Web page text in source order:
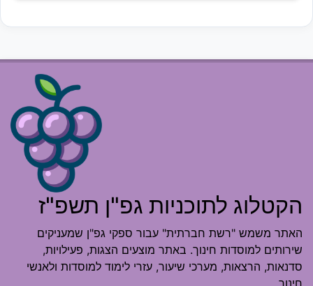
הקטלוג לתוכניות גפ"ן תשפ"ז
האתר משמש "רשת חברתית" עבור ספקי גפ"ן שמעניקים
שירותים למוסדות חינוך. באתר מוצעים הצגות, פעילויות,
סדנאות, הרצאות, מערכי שיעור, עזרי לימוד למוסדות ולאנשי
חינוך.